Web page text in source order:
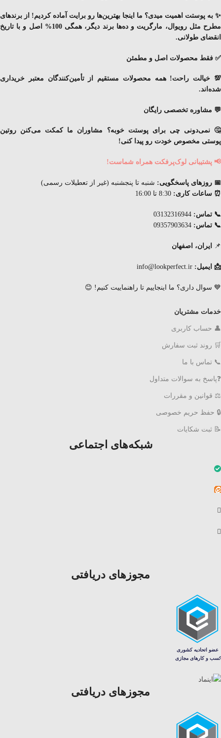
✨ به پوستت اهمیت میدی؟ ما اینجا بهترین‌ها رو برایت آماده کردیم! از برندهای
مطرح مثل رویوال، مارگریت و ده‌ها برند دیگر ، همگی100% اصل و با تاریخ
انقضای طولانی.
✅ فقط محصولات اصل و مطمئن
💯 خیالت راحت! همه محصولات مستقیم از تأمین‌کنندگان معتبر خریداری
شده‌اند.
💬 مشاوره تخصصی رایگان
🤔 نمی‌دونی چی برای پوستت خوبه؟ مشاوران ما کمکت می‌کنن روتین
پوستی مخصوص خودت رو پیدا کنی!
📢 پشتیبانی لوک‌پرفکت همراه شماست!
📅 روزهای پاسخگویی: شنبه تا پنجشنبه (غیر از تعطیلات رسمی)
⏰ ساعات کاری:
📞 تماس:
📞 تماس:
📌 ایران، اصفهان
📩 ایمیل:
💙 سوال داری؟ ما اینجاییم تا راهنماییت کنیم! 😊
خدمات مشتریان
👤 حساب کاربری
🛒 روند ثبت سفارش
📞 تماس با ما
❓پاسخ به سوالات متداول
⚖ قوانین و مقررات
🔒 حفظ حریم خصوصی
📝 ثبت شکایات
شبکه‌های اجتماعی
مجوزهای دریافتی
مجوزهای دریافتی